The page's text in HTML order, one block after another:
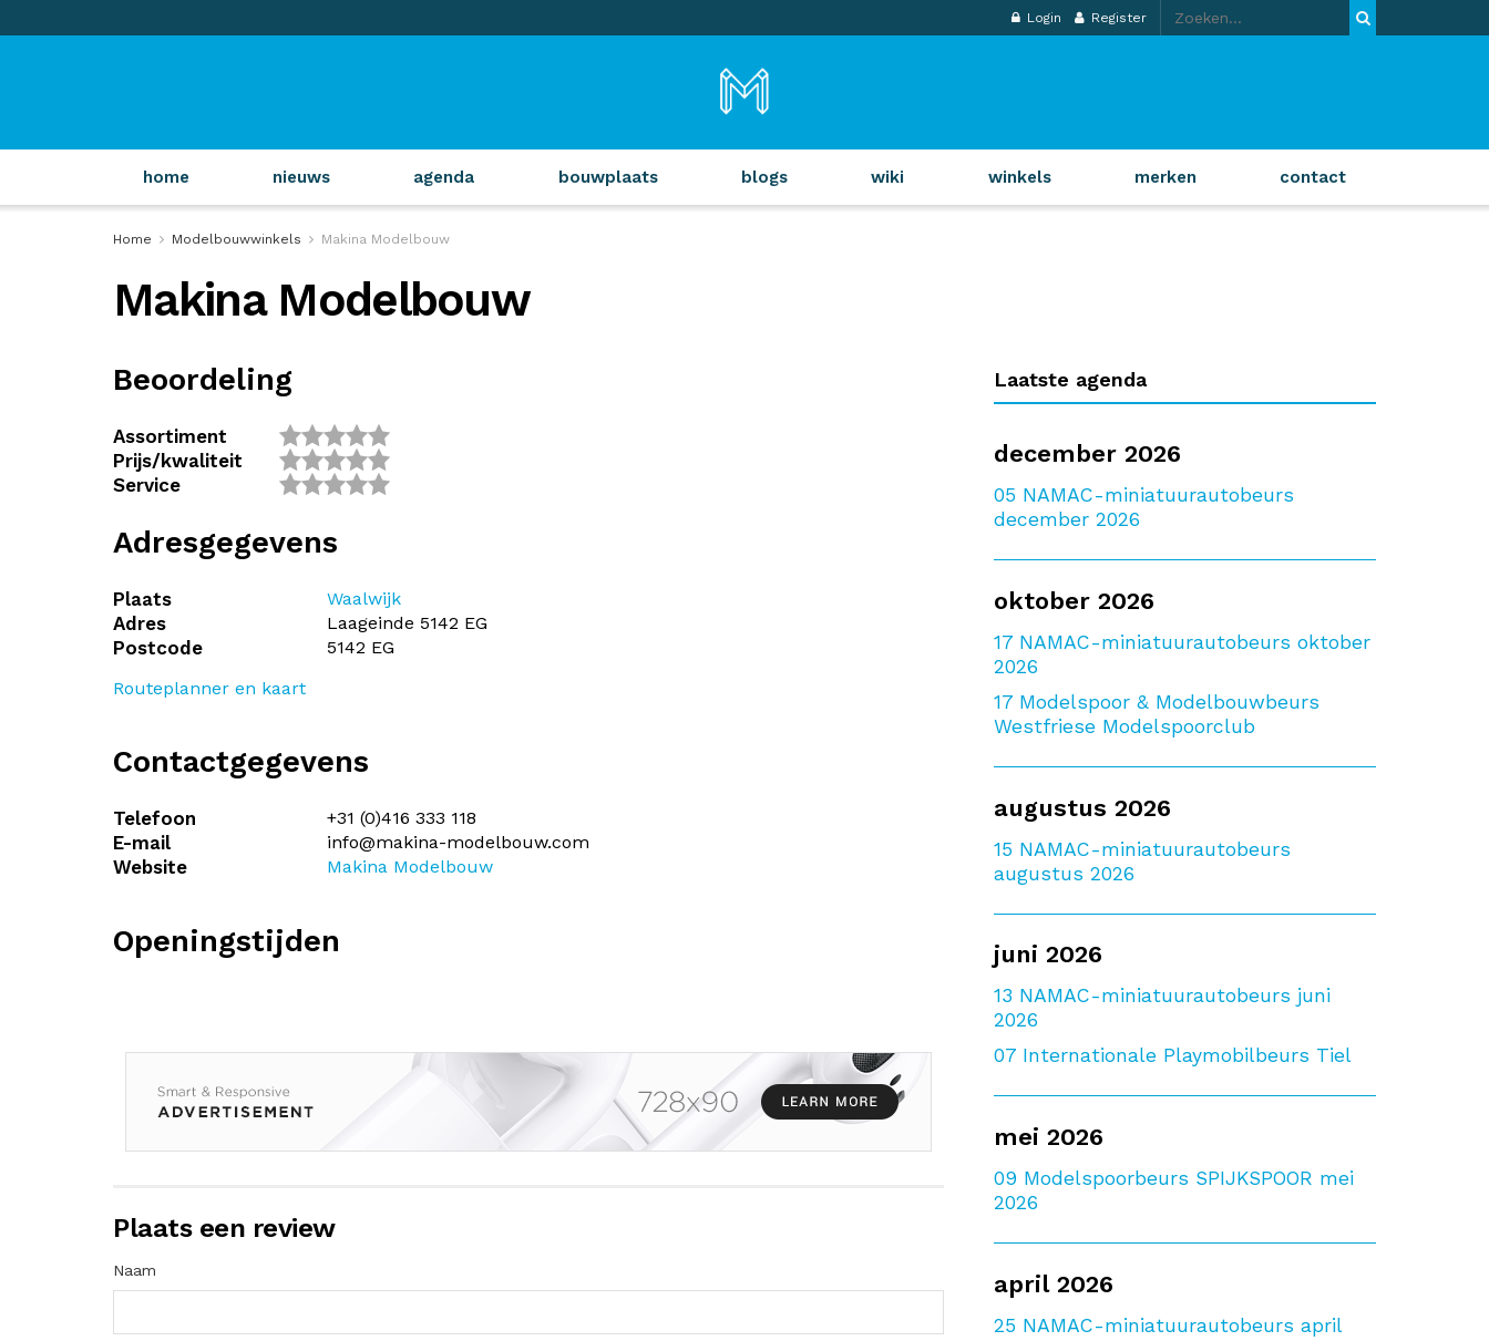
Login Register
home nieuws agenda bouwplaats blogs wiki winkels merken contact
Home Modelbouwwinkels Makina Modelbouw
Makina Modelbouw
Beoordeling
Assortiment
Prijs/kwaliteit
Service
Adresgegevens
Plaats Waalwijk
Adres Laageinde 5142 EG
Postcode
5142 EG
Routeplanner en kaart
Contactgegevens
Telefoon +31 (0)416 333 118
E-mail info@makina-modelbouw.com
Website Makina Modelbouw
Openingstijden
Plaats een review
Naam
Laatste agenda
december 2026
05 NAMAC-miniatuurautobeurs
december 2026
oktober 2026
17 NAMAC-miniatuurautobeurs oktober
2026
17 Modelspoor & Modelbouwbeurs
Westfriese Modelspoorclub
augustus 2026
15 NAMAC-miniatuurautobeurs
augustus 2026
juni 2026
13 NAMAC-miniatuurautobeurs juni
2026
07 Internationale Playmobilbeurs Tiel
mei 2026
09 Modelspoorbeurs SPIJKSPOOR mei
2026
april 2026
25 NAMAC-miniatuurautobeurs april